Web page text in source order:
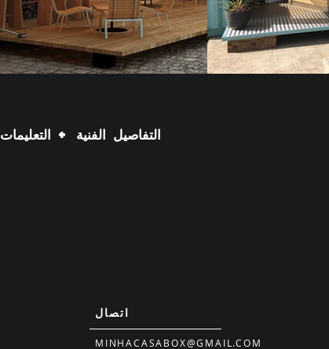
التفاصيل الفنية + التعليمات
اتصال
MINHACASABOX@GMAIL.COM